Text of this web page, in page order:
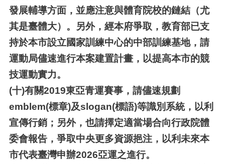
發展輔導方面，並應注意與體育院校的鏈結（尤
其是臺體大）。另外，經本府爭取，教育部已支
持於本市設立國家訓練中心的中部訓練基地，請
運動局儘速進行本案建置計畫，以提高本市的競
技運動實力。
(十)有關2019東亞青運賽事，請儘速規劃
emblem(標章)及slogan(標語)等識別系統，以利
宣傳行銷；另外，也請擇定適當場合向行政院體
委會報告，爭取中央更多資源挹注，以利未來本
市代表臺灣申辦2026亞運之進行。